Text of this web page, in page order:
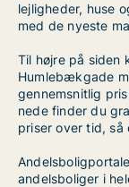
lejligheder, huse
med de nyeste
Til højre på siden
Humlebækgade
gennemsnitlig
nede finder du
priser over tid,
andelsboliger i